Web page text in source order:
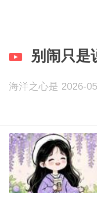
别闹只是
海洋之心是 2026-